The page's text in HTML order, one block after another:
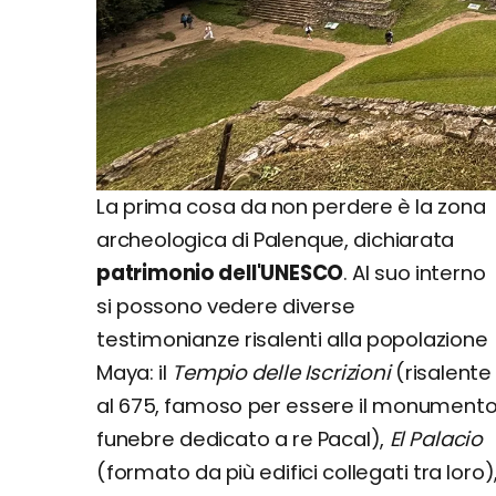
La prima cosa da non perdere è la zona
archeologica di Palenque, dichiarata
patrimonio dell'UNESCO. Al suo interno
si possono vedere diverse
testimonianze risalenti alla popolazione
Maya: il Tempio delle Iscrizioni(risalente
al 675, famoso per essere il
funebre dedicato a re Pacal), El Palacio
(formato da più edifici collegati tra